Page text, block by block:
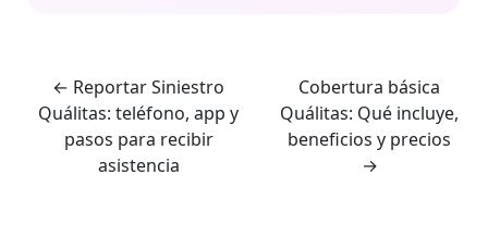
← Reportar Siniestro
Quálitas: teléfono, app y
pasos para recibir
asistencia
Cobertura básica
Quálitas: Qué incluye,
beneficios y precios
→